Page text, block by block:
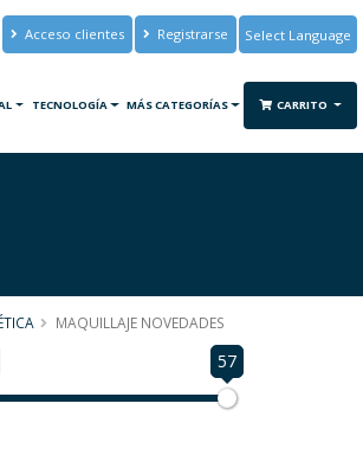
Acceso clientes Registrarse
Translate
TECNOLOGÍA MÁS CATEGORÍAS CARRITO
MAQUILLAJE NOVEDADES
57